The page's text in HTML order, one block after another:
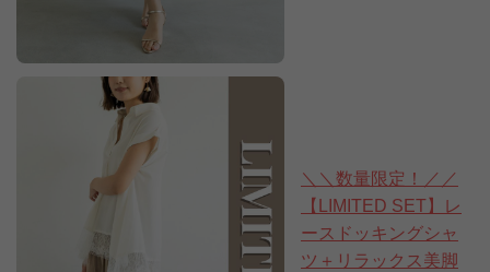
＼＼数量限定！／／
【LIMITED SET】レ
ースドッキングシャ
ツ＋リラックス美脚